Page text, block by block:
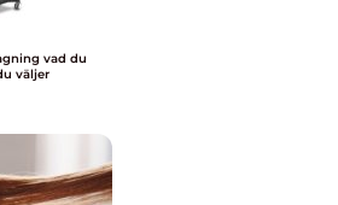
vad du
väljer